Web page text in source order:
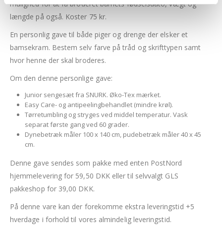
mulighed for at få broderet barnets fødselsdato, vægt og
længde på også. Koster 75 kr.
En personlig gave til både piger og drenge der elsker et
bamsekram. Bestem selv farve på tråd og skrifttypen samt
hvor henne der skal broderes.
Om den denne personlige gave:
Junior sengesæt fra SNURK. Øko-Tex mærket.
Easy Care- og antipeelingbehandlet (mindre krøl).
Tørretumbling og stryges ved middel temperatur. Vask
separat første gang ved 60 grader.
Dynebetræk måler 100 x 140 cm, pudebetræk måler 40 x 45
cm.
Denne gave sendes som pakke med enten PostNord
hjemmelevering for 59,50 DKK eller til selvvalgt GLS
pakkeshop for 39,00 DKK.
På denne vare kan der forekomme ekstra leveringstid +5
hverdage i forhold til vores almindelig leveringstid.